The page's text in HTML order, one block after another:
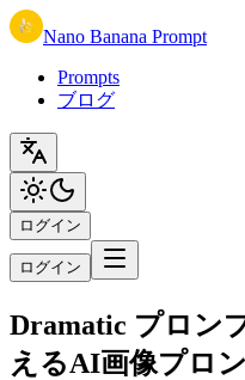
Nano Banana Prompt
Prompts
ブログ
ログイン
ログイン
Dramatic プロン
えるAI画像プロ